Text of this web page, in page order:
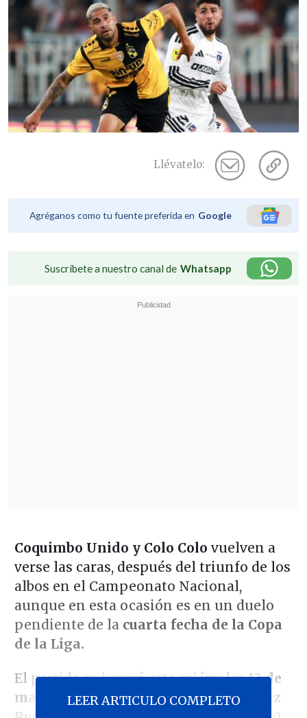
Llévatelo:
Agréganos como tu fuente preferida en Google
Suscríbete a nuestro canal de Whatsapp
Coquimbo Unido y Colo Colo vuelven a
verse las caras, después del triunfo de los
albos en el Campeonato Nacional,
aunque en esta ocasión es en un duelo
pendiente de la cuarta fecha de la Copa
de la Liga.
El partido se jugará este miércoles13 de
mayo en el Estadio "Francisco Sánchez
LEER ARTICULO COMPLETO